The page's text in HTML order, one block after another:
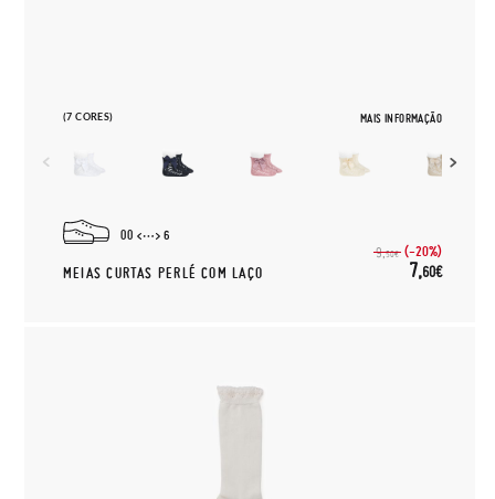
(7 CORES) MAIS INFORMAÇÃO
00 6
MEIAS CURTAS PERLÉ COM LAÇO
9,50€ (-20%)
7,60€